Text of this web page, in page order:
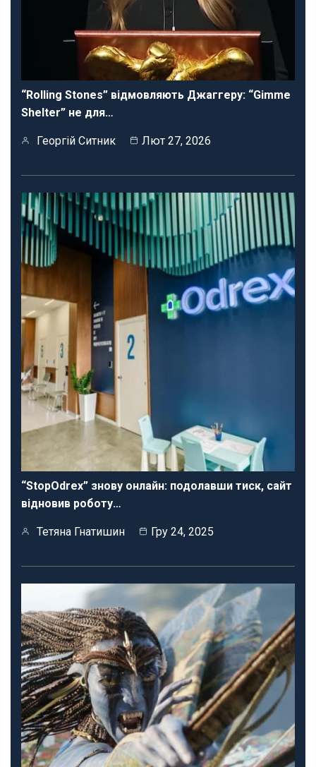
“Rolling Stones” відмовляють Джаггеру: “Gimme
Shelter” не для…
Георгій Ситник Лют 27, 2026
“StopOdrex” знову онлайн: подолавши тиск, сайт
відновив роботу…
Тетяна Гнатишин Гру 24, 2025